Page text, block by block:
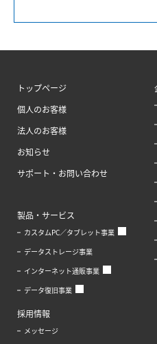
トップページ
個人のお客様
法人のお客様
お知らせ
サポート・お問い合わせ
製品・サービス
カスタムPC／タブレット事業
データストレージ事業
インターネット通販事業
データ復旧事業
採用情報
メッセージ